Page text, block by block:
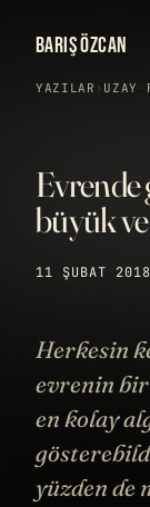
BARIŞ ÖZCAN
YAZILAR › UZAY ·
Evrende
büyük
11 ŞUBAT 2018
Herkesin
evrenin
en kolay
yüzden de